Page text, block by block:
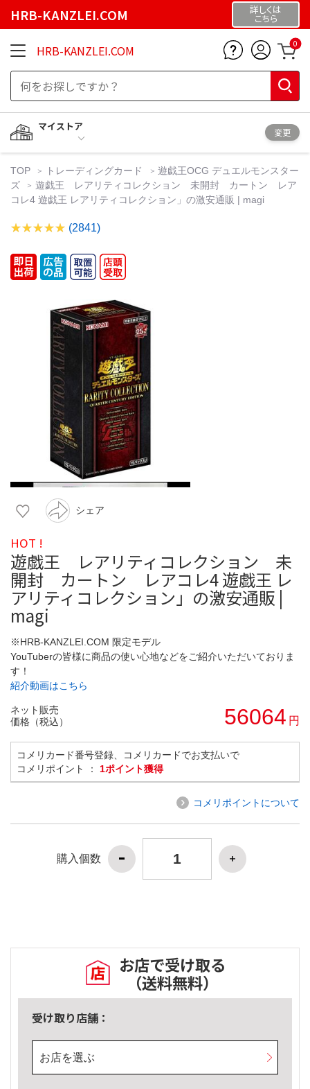
HRB-KANZLEI.COM 詳しくは
こちら
HRB-KANZLEI.COM 0
マイストア
変更
TOP トレーディングカード
遊戯王OCG デュエルモンスター
ズ
遊戯王 レアリティコレクション 未開封 カートン レア
コレ4 遊戯王 レアリティコレクション」の激安通販 | magi
(2841)
シェア
HOT !
遊戯王 レアリティコレクション 未
開封 カートン レアコレ4 遊戯王 レ
アリティコレクション」の激安通販 |
magi
※HRB-KANZLEI.COM 限定モデル
YouTuberの皆様に商品の使い心地などをご紹介いただいておりま
す！
紹介動画はこちら
ネット販売
価格（税込）
56064 円
コメリカード番号登録、コメリカードでお支払いで
コメリポイント ： 1ポイント獲得
コメリポイントについて
購入個数
お店で受け取る
（送料無料）
受け取り店舗：
お店を選ぶ